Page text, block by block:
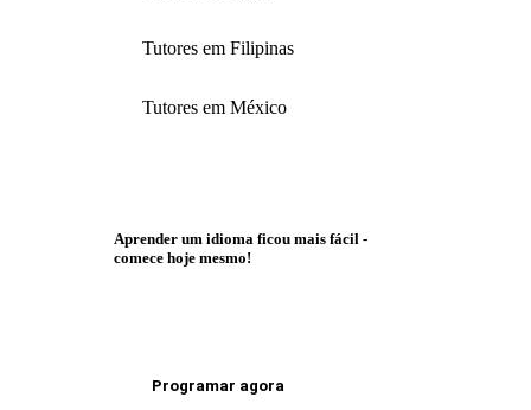
Tutores em Filipinas
Tutores em México
Aprender um idioma ficou mais fácil -
comece hoje mesmo!
Programar agora